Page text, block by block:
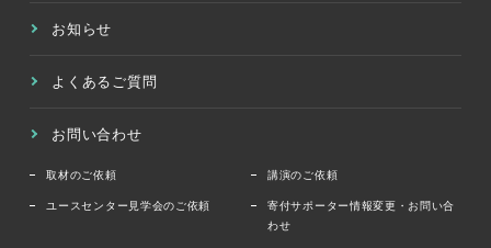
お知らせ
よくあるご質問
お問い合わせ
取材のご依頼 講演のご依頼
ユースセンター見学会のご依頼
寄付サポーター情報変更・お問い合
わせ